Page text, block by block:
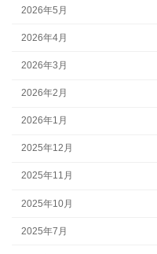
2026年5月
2026年4月
2026年3月
2026年2月
2026年1月
2025年12月
2025年11月
2025年10月
2025年7月